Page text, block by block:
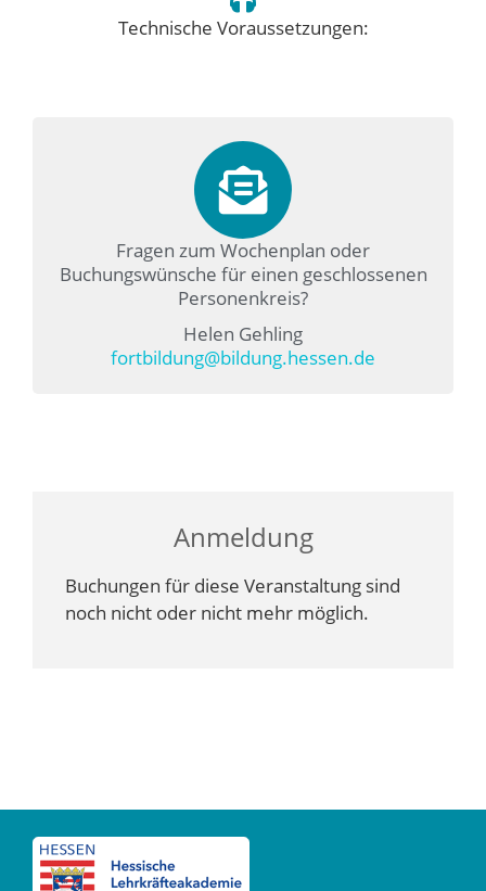
Technische Voraussetzungen:
Fragen zum Wochenplan oder
Buchungswünsche für einen geschlossenen
Personenkreis?
Helen Gehling
fortbildung@bildung.hessen.de
Anmeldung
Buchungen für diese Veranstaltung sind
noch nicht oder nicht mehr möglich.